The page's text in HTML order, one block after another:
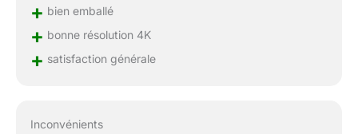
+ bien emballé
+ bonne résolution 4K
+ satisfaction générale
Inconvénients